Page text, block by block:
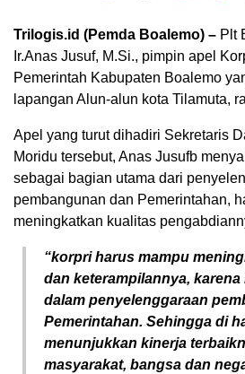
Trilogis.id (Pemda Boalemo) – Plt
Ir.Anas Jusuf, M.Si., pimpin apel
Pemerintah Kabupaten Boalemo
lapangan Alun-alun kota Tilamuta,
Apel yang turut dihadiri Sekretaris
Moridu tersebut, Anas Jusufb
sebagai bagian utama dari
pembangunan dan Pemerintahan,
meningkatkan kualitas
“korpri harus mampu
dan keterampilannya,
dalam penyelenggaraan
Pemerintahan. Sehingga di
menunjukkan kinerja
masyarakat, bangsa dan